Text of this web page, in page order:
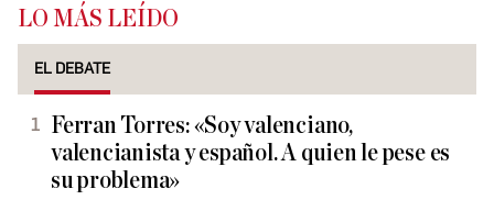
LO MÁS LEÍDO
EL DEBATE
Ferran Torres: «Soy valenciano,
valencianista y español. A quien le pese es
su problema»